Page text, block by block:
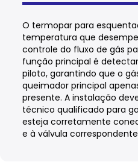
O termopar para
temperatura que
controle do fluxo de gás
função principal é
piloto, garantindo que o
queimador principal
presente. A instalação
técnico qualificado para
esteja corretamente
e à válvula